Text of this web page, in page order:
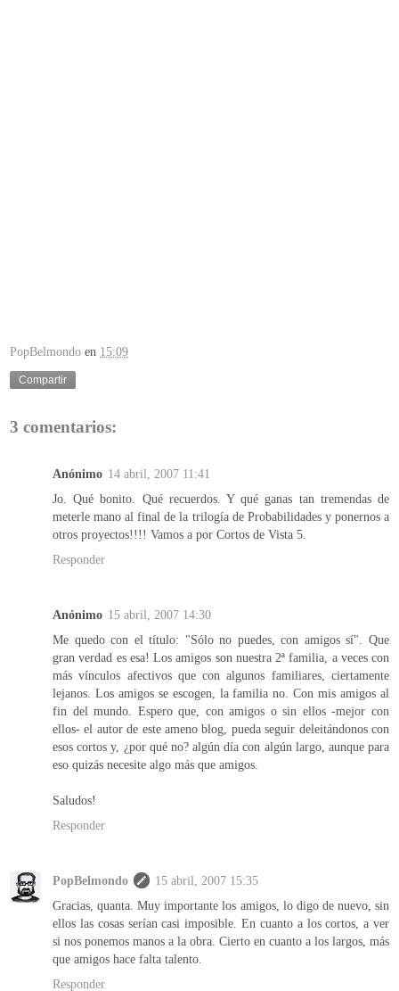
PopBelmondo en 15:09
Compartir
3 comentarios:
Anónimo 14 abril, 2007 11:41
Jo. Qué bonito. Qué recuerdos. Y qué ganas tan tremendas de
meterle mano al final de la trilogía de Probabilidades y ponernos a
otros proyectos!!!! Vamos a por Cortos de Vista 5.
Responder
Anónimo 15 abril, 2007 14:30
Me quedo con el título: "Sólo no puedes, con amigos sí". Que
gran verdad es esa! Los amigos son nuestra 2ª familia, a veces con
más vínculos afectivos que con algunos familiares, ciertamente
lejanos. Los amigos se escogen, la familia no. Con mis amigos al
fin del mundo. Espero que, con amigos o sin ellos -mejor con
ellos- el autor de este ameno blog, pueda seguir deleitándonos con
esos cortos y, ¿por qué no? algún día con algún largo, aunque para
eso quizás necesite algo más que amigos.
Saludos!
Responder
PopBelmondo
15 abril, 2007 15:35
Gracias, quanta. Muy importante los amigos, lo digo de nuevo, sin
ellos las cosas serían casi imposible. En cuanto a los cortos, a ver
si nos ponemos manos a la obra. Cierto en cuanto a los largos, más
que amigos hace falta talento.
Responder